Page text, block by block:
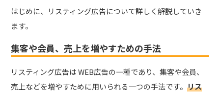
はじめに、リスティング広告について詳しく解説していき
ます。
集客や会員、売上を増やすための手法
リスティング広告は WEB広告の一種であり、集客や会員、
売上などを増やすために用いられる一つの手法です。リス